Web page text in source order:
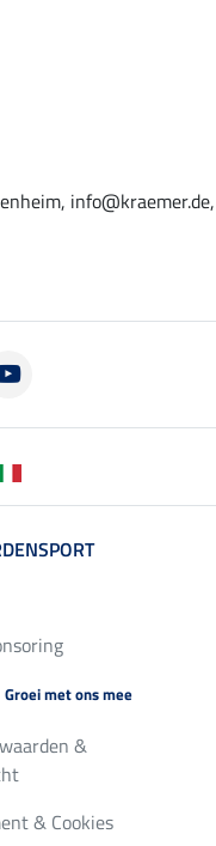
info@kraemer.de,
Groei met ons mee
&
& Cookies